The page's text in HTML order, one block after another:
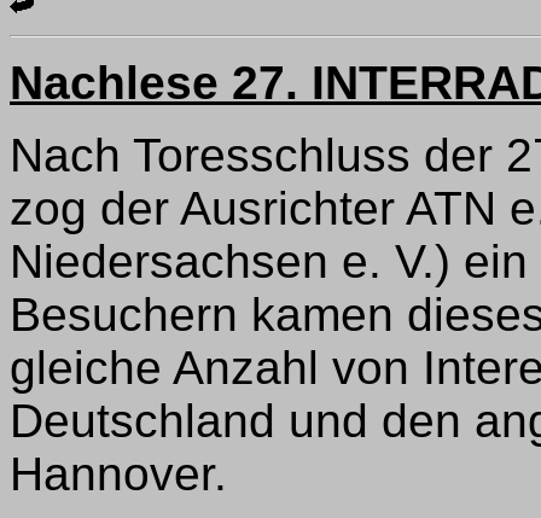
Nachlese 27.
Nach Toresschluss der
zog der Ausrichter ATN
Niedersachsen e. V.)
Besuchern kamen
gleiche Anzahl von
Deutschland und den
Hannover.